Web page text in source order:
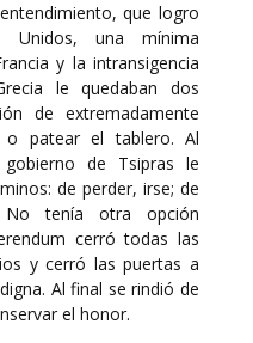
que logro
Unidos, una mínima
y la intransigencia
le quedaban dos
de extremadamente
o patear el tablero. Al
de Tsipras le
de perder, irse; de
tenía otra opción
cerró todas las
y cerró las puertas a
Al final se rindió de
el honor.